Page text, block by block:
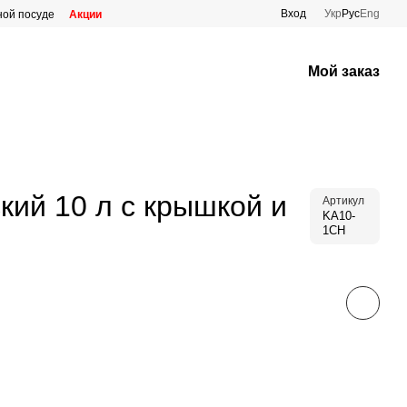
посуде Акции Вход Укр РусEng
Мой заказ
10 л с крышкой и Артикул
KA10-
1CH